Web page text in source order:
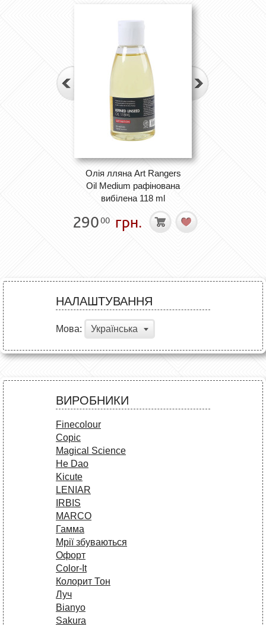
Олія лляна Art Rangers
Oil Medium рафінована
вибілена 118 ml
29000 грн.
НАЛАШТУВАННЯ
Мова: Українська
ВИРОБНИКИ
Finecolour
Copic
Magical Science
He Dao
Kicute
LENIAR
IRBIS
MARCO
Гамма
Мрії збуваються
Офорт
Сolor-It
Колорит Тон
Луч
Bianyo
Sakura